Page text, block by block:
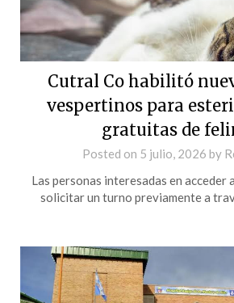
Cutral Co habilitó
vespertinos para
gratuitas de
Posted on 5 julio, 2026 by
Las personas interesadas en acceder
solicitar un turno previamente a